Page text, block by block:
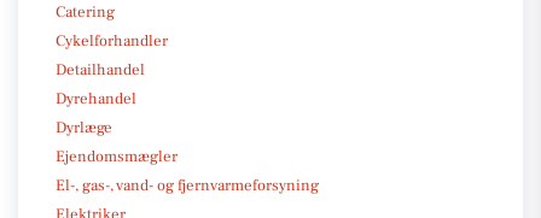
Catering
Cykelforhandler
Detailhandel
Dyrehandel
Dyrlæge
Ejendomsmægler
El-, gas-, vand- og fjernvarmeforsyning
Elektriker